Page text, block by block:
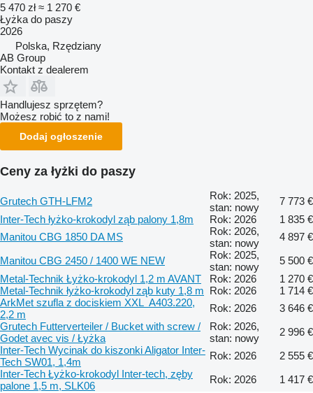
5 470 zł ≈ 1 270 €
Łyżka do paszy
2026
Polska, Rzędziany
AB Group
Kontakt z dealerem
Handlujesz sprzętem?
Możesz robić to z nami!
Dodaj ogłoszenie
Ceny za łyżki do paszy
Grutech GTH-LFM2
Rok: 2025,
stan: nowy
7 773 €
Inter-Tech łyżko-krokodyl ząb palony 1,8m
Rok: 2026
1 835 €
Manitou CBG 1850 DA MS
Rok: 2026,
stan: nowy
4 897 €
Manitou CBG 2450 / 1400 WE NEW
Rok: 2025,
stan: nowy
5 500 €
Metal-Technik Łyżko-krokodyl 1,2 m AVANT
Rok: 2026
1 270 €
Metal-Technik łyżko-krokodyl ząb kuty 1,8 m Rok: 2026
1 714 €
ArkMet szufla z dociskiem XXL A403.220,
2,2 m
Rok: 2026
3 646 €
Grutech Futterverteiler / Bucket with screw /
Godet avec vis / Łyżka
Rok: 2026,
stan: nowy
2 996 €
Inter-Tech Wycinak do kiszonki Aligator Inter-
Tech SW01, 1,4m
Rok: 2026
2 555 €
Inter-Tech Łyżko-krokodyl Inter-tech, zęby
palone 1,5 m, SLK06
Rok: 2026 1 417 €